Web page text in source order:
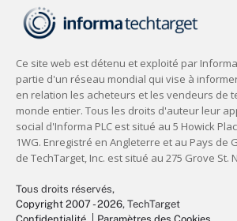
Tous droits réservés,
Copyright 2007 - 2026, TechTarget